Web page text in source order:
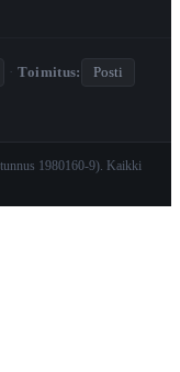
· Toimitus:
Posti
1980160-9). Kaikki